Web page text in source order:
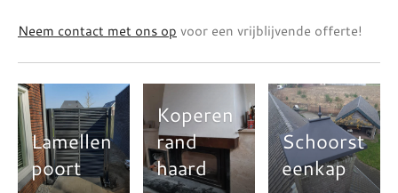
Neem contact met ons op voor een vrijblijvende offerte!
Lamellen
poort
Koperen
rand
haard
Schoorst
eenkap